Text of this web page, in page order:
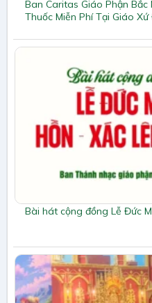
Ban Caritas Giáo Phận Bắc
Thuốc Miễn Phí Tại Giáo
Bài hát cộng đồng Lễ Đức